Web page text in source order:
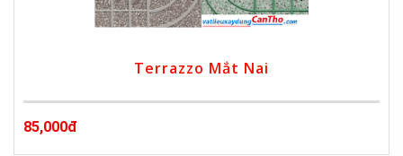
Terrazzo Mắt Nai
85,000đ